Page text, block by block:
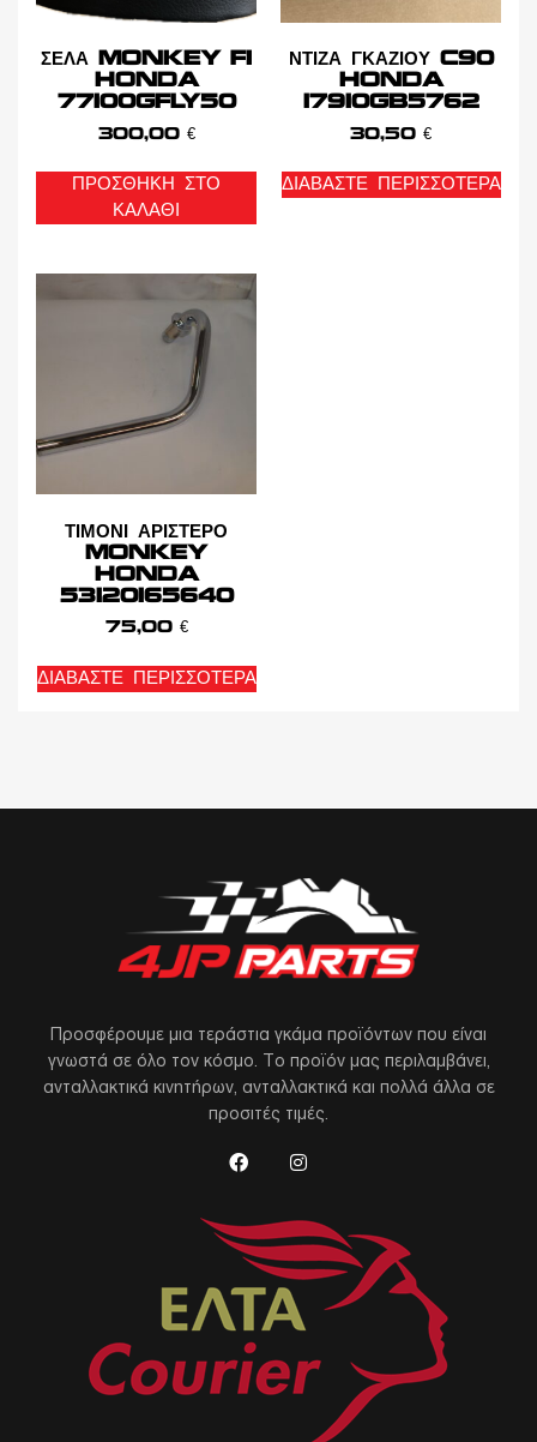
ΣΕΛΑ MONKEY FI
HONDA
77100GFLY50
300,00 €
ΠΡΟΣΘΉΚΗ ΣΤΟ
ΚΑΛΆΘΙ
ΝΤΙΖΑ ΓΚΑΖΙΟΥ C90
HONDA
17910GB5762
30,50 €
ΔΙΑΒΆΣΤΕ ΠΕΡΙΣΣΌΤΕΡΑ
ΤΙΜΟΝΙ ΑΡΙΣΤΕΡΟ
MONKEY
HONDA
53120165640
75,00 €
ΔΙΑΒΆΣΤΕ ΠΕΡΙΣΣΌΤΕΡΑ
Προσφέρουμε μια τεράστια γκάμα προϊόντων που είναι
γνωστά σε όλο τον κόσμο. Το προϊόν μας περιλαμβάνει,
ανταλλακτικά κινητήρων, ανταλλακτικά και πολλά άλλα σε
προσιτές τιμές.